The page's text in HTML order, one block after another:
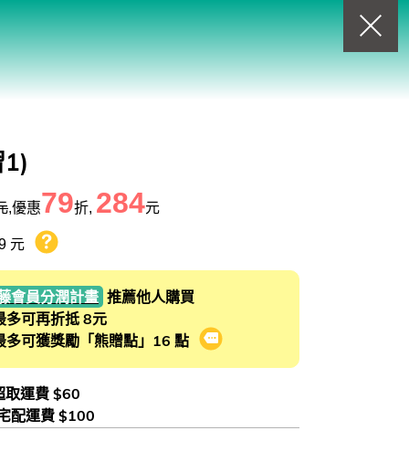
回上一頁
,優惠79折, 284元
元 熊贈點回饋辦法
會員分潤計畫 推薦他人購買
可再折抵 8元
可獲獎勵「熊贈點」16 點
會員推薦分潤計畫
取運費 $60
配運費 $100